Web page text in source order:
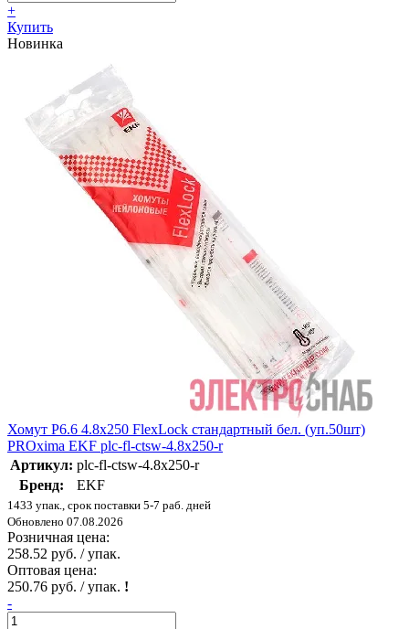
+
Купить
Новинка
Хомут P6.6 4.8x250 FlexLock стандартный бел. (уп.50шт)
PROxima EKF plc-fl-ctsw-4.8x250-r
Артикул: plc-fl-ctsw-4.8x250-r
Бренд:
EKF
1433 упак., срок поставки 5-7 раб. дней
Обновлено 07.08.2026
Розничная цена:
258.52 руб. / упак.
Оптовая цена:
250.76 руб. / упак. !
-